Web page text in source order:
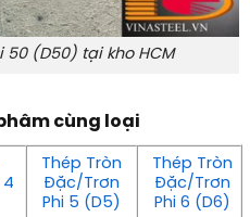
(D50) tại kho HCM
cùng loại
4
Thép Tròn
Đặc/Trơn
Phi 5 (D5)
Thép Tròn
Đặc/Trơn
Phi 6 (D6)